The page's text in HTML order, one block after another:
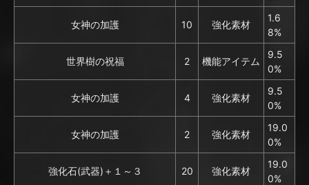
女神の加護 10 強化素材
1.6
8%
世界樹の祝福 2 機能アイテム
9.5
0%
女神の加護 4 強化素材
9.5
0%
女神の加護 2 強化素材
19.0
0%
強化石(武器)＋１～３ 20 強化素材
19.0
0%